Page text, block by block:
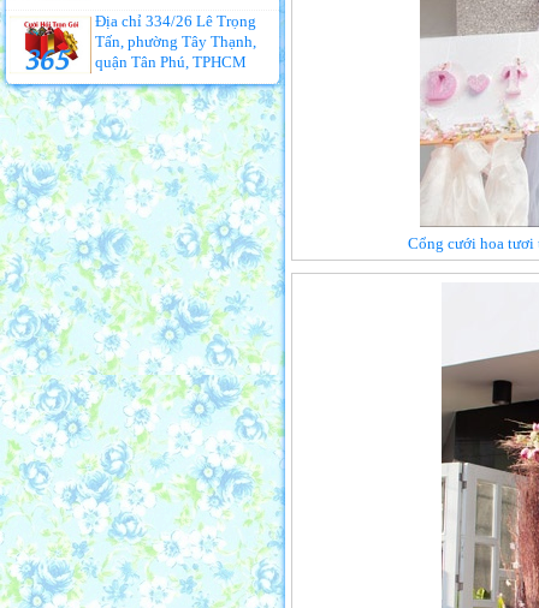
Địa chỉ 334/26 Lê Trọng
Tấn, phường Tây Thạnh,
quận Tân Phú, TPHCM
Cổng cưới hoa tươi